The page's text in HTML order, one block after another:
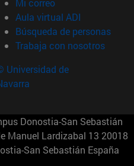
Mi correo
Aula virtual ADI (abre en
Búsqueda de personas(abre
Trabaja con nosotros(abre
Universidad de
Donostia-San Sebastián
Manuel Lardizabal 13 20018
San Sebastián España